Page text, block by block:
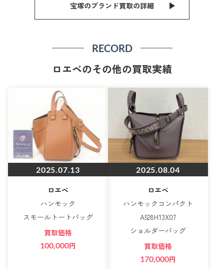
宝塚のブランド買取の詳細
RECORD
ロエベのその他の買取実績
2025.07.13
ロエベ
ハンモック
スモールトートバッグ
買取価格
100,000円
2025.08.04
ロエベ
ハンモックコンパクト
A528H13X07
ショルダーバッグ
買取価格
170,000円